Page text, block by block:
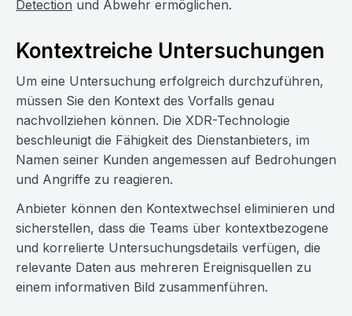
Detection und Abwehr ermöglichen.
Kontextreiche Untersuchungen
Um eine Untersuchung erfolgreich durchzuführen,
müssen Sie den Kontext des Vorfalls genau
nachvollziehen können. Die XDR-Technologie
beschleunigt die Fähigkeit des Dienstanbieters, im
Namen seiner Kunden angemessen auf Bedrohungen
und Angriffe zu reagieren.
Anbieter können den Kontextwechsel eliminieren und
sicherstellen, dass die Teams über kontextbezogene
und korrelierte Untersuchungsdetails verfügen, die
relevante Daten aus mehreren Ereignisquellen zu
einem informativen Bild zusammenführen.